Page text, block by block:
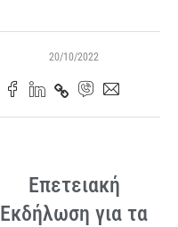
20/10/2022
Επετειακή
Εκδήλωση για τα